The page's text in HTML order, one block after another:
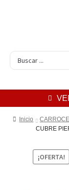
Inicio
CUBRE
¡OFERTA!